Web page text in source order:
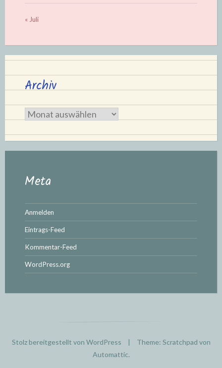
« Juli
Archiv
Archiv
Meta
Anmelden
Eintrags-Feed
Kommentar-Feed
WordPress.org
Stolz bereitgestellt von WordPress |
Theme: Scratchpad von
Automattic.